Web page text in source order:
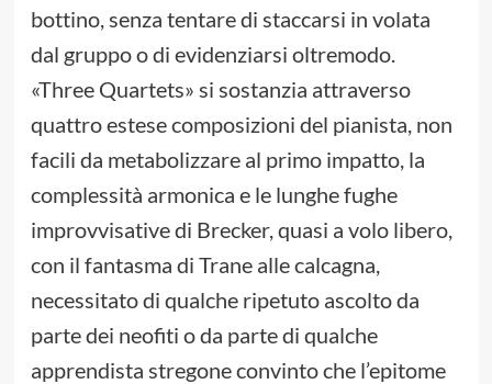
bottino, senza tentare di staccarsi in volata
dal gruppo o di evidenziarsi oltremodo.
«Three Quartets» si sostanzia attraverso
quattro estese composizioni del pianista, non
facili da metabolizzare al primo impatto, la
complessità armonica e le lunghe fughe
improvvisative di Brecker, quasi a volo libero,
con il fantasma di Trane alle calcagna,
necessitato di qualche ripetuto ascolto da
parte dei neofiti o da parte di qualche
apprendista stregone convinto che l’epitome